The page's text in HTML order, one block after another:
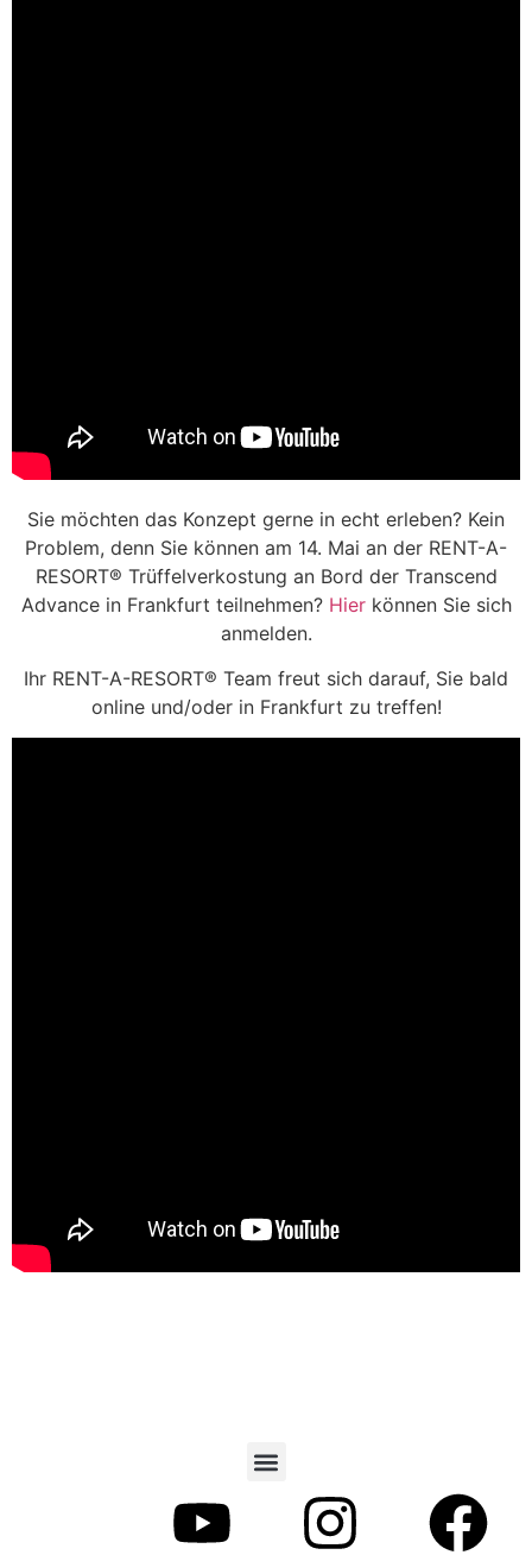
Sie möchten das Konzept gerne in echt erleben? Kein
Problem, denn Sie können am 14. Mai an der RENT-A-
RESORT® Trüffelverkostung an Bord der Transcend
Advance in Frankfurt teilnehmen? Hierkönnen Sie sich
anmelden.
Ihr RENT-A-RESORT® Team freut sich darauf, Sie bald
online und/oder in Frankfurt zu treffen!